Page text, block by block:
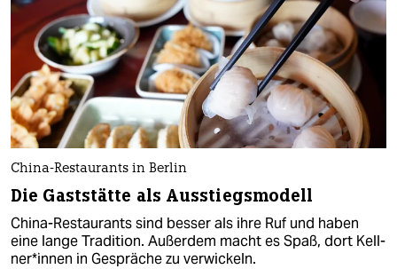
China-Restaurants in Berlin
Die Gaststätte als Ausstiegsmodell
China-Restaurants sind besser als ihre Ruf und haben
eine lange Tradition. Außerdem macht es Spaß, dort Kell­
ne­r*in­nen in Gespräche zu verwickeln.